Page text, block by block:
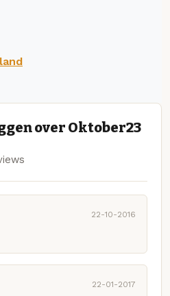
over Oktober23
22-10-2016
22-01-2017